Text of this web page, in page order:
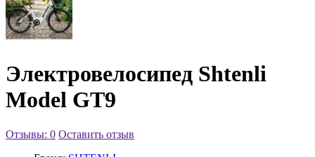
Электровелосипед Shtenli
Model GT9
Отзывы: 0 Оставить отзыв